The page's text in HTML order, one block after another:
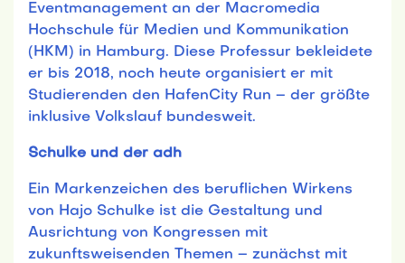
Eventmanagement an der Macromedia
Hochschule für Medien und Kommunikation
(HKM) in Hamburg. Diese Professur bekleidete
er bis 2018, noch heute organisiert er mit
Studierenden den HafenCity Run – der größte
inklusive Volkslauf bundesweit.
Schulke und der adh
Ein Markenzeichen des beruflichen Wirkens
von Hajo Schulke ist die Gestaltung und
Ausrichtung von Kongressen mit
zukunftsweisenden Themen – zunächst mit